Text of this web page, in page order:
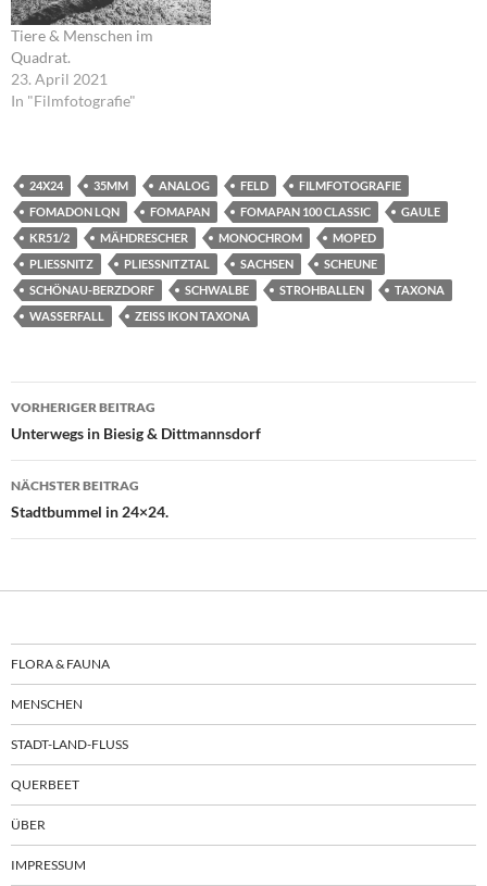
Tiere & Menschen im
Quadrat.
23. April 2021
In "Filmfotografie"
24X24 35MM ANALOG FELD
FILMFOTOGRAFIE
FOMADON LQN
FOMAPAN FOMAPAN 100 CLASSIC
GAULE
KR51/2
MÄHDRESCHER MONOCHROM
MOPED
PLIESSNITZ
PLIESSNITZTAL SACHSEN
SCHEUNE
SCHÖNAU-BERZDORF
SCHWALBE STROHBALLEN
TAXONA
WASSERFALL
ZEISS IKON TAXONA
Beitragsnavigation
VORHERIGER BEITRAG
Unterwegs in Biesig & Dittmannsdorf
NÄCHSTER BEITRAG
Stadtbummel in 24×24.
FLORA & FAUNA
MENSCHEN
STADT-LAND-FLUSS
QUERBEET
ÜBER
IMPRESSUM